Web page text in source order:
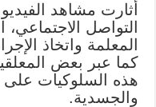
أثارت مشاهد
التواصل الاجتماعي،
المعلمة واتخاذ
كما عبر بعض
هذه السلوكيات على
والجسدية.